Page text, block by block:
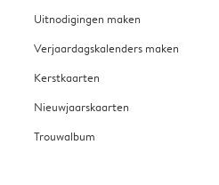
Uitnodigingen maken
Verjaardagskalenders maken
Kerstkaarten
Nieuwjaarskaarten
Trouwalbum